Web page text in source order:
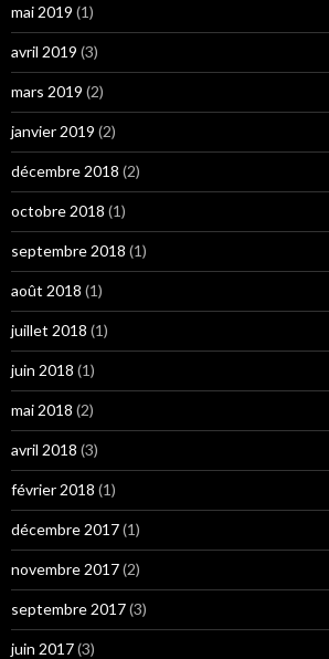
mai 2019 (1)
avril 2019 (3)
mars 2019 (2)
janvier 2019 (2)
décembre 2018 (2)
octobre 2018 (1)
septembre 2018 (1)
août 2018 (1)
juillet 2018 (1)
juin 2018 (1)
mai 2018 (2)
avril 2018 (3)
février 2018 (1)
décembre 2017(1)
novembre 2017(2)
septembre 2017(3)
juin 2017(3)